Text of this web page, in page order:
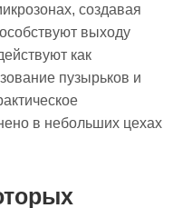
создавая
выходу
как
пузырьков и
в небольших цехах